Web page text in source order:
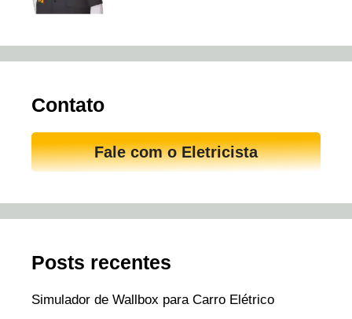
Contato
Fale com o Eletricista
Posts recentes
Simulador de Wallbox para Carro Elétrico